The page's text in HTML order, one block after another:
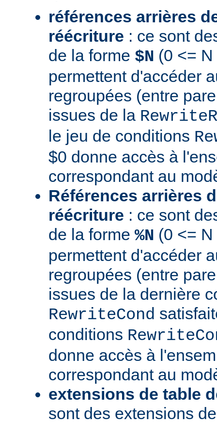
références arrières
réécriture : ce sont
de la forme $N (0 <=
permettent d'accéder
regroupées (entre
issues de la
le jeu de conditions
$0 donne accès à
correspondant au
Références arrières
réécriture : ce sont
de la forme %N (0 <=
permettent d'accéder
regroupées (entre
issues de la dernière
RewriteCond
conditions
donne accès à
correspondant au
extensions de table
sont des extensions